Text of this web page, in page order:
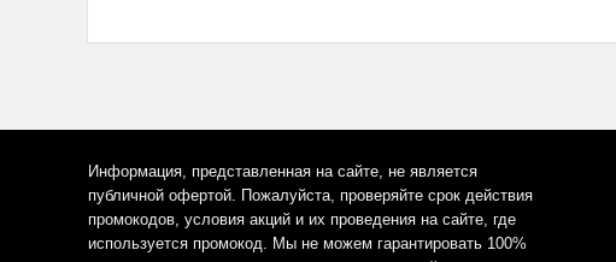
Информация, представленная на сайте, не является
публичной офертой. Пожалуйста, проверяйте срок действия
промокодов, условия акций и их проведения на сайте, где
используется промокод. Мы не можем гарантировать 100%